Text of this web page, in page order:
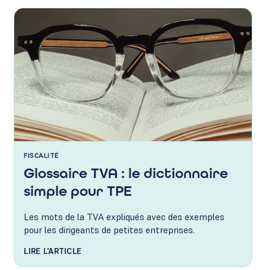
FISCALITÉ
Glossaire TVA : le dictionnaire
simple pour TPE
Les mots de la TVA expliqués avec des exemples
pour les dirigeants de petites entreprises.
LIRE L'ARTICLE